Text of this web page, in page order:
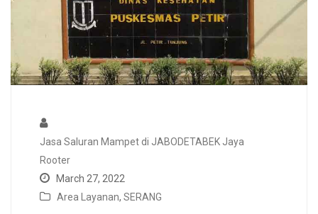
Jasa Saluran Mampet di JABODETABEK Jaya
Rooter
March 27, 2022
Area Layanan, SERANG